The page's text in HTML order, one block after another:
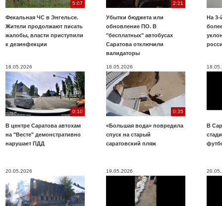
5:07
Фекальная ЧС в Энгельсе.
Жители продолжают писать
жалобы, власти приступили
к дезинфекции
2:21
Убытки бюджета или
обновление ПО. В
"бесплатных" автобусах
Саратова отключили
валидаторы
На 3-
18.05.2026
0:10
В центре Саратова автохам
на "Весте" демонстративно
нарушает ПДД
18.05.2026
0:35
«Большая вода» повредила
спуск на старый
саратовский пляж
В
20.05.2026 19.05.2026